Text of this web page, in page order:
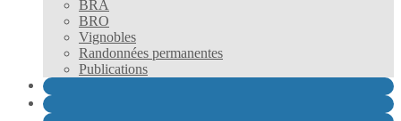
BRA
BRO
Vignobles
Randonnées permanentes
Publications